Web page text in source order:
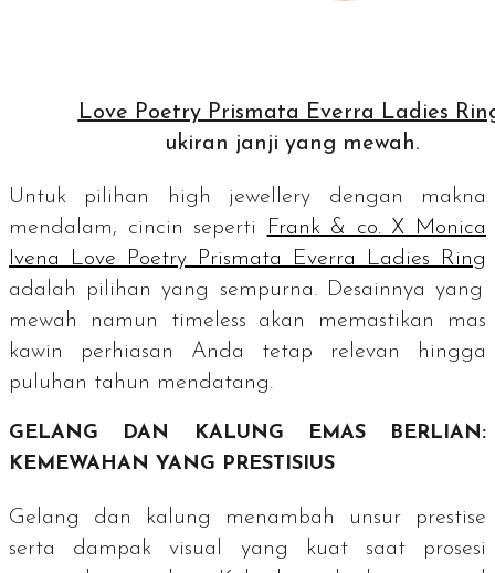
Love Poetry Prismata Everra Ladies
ukiran janji yang mewah.
Untuk pilihan high jewellery dengan makna
mendalam, cincin seperti
Frank & co. X Monica
Ivena Love Poetry Prismata Everra Ladies Ring
adalah pilihan yang sempurna. Desainnya yang
mewah namun timeless akan memastikan mas
kawin perhiasan Anda tetap relevan hingga
puluhan tahun mendatang.
GELANG DAN KALUNG EMAS BERLIAN:
KEMEWAHAN YANG PRESTISIUS
Gelang dan kalung menambah unsur prestise
serta dampak visual yang kuat saat prosesi